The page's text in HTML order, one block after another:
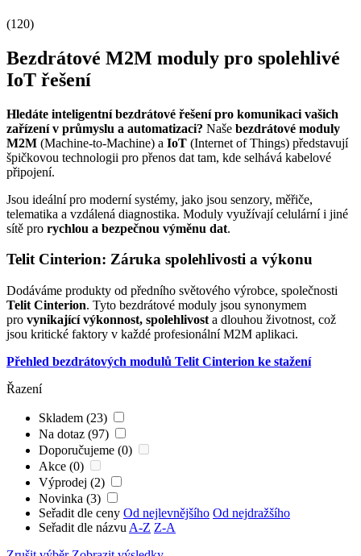
(120)
Bezdrátové M2M moduly pro spolehlivé
IoT řešení
Hledáte inteligentní bezdrátové řešení pro komunikaci vašich
zařízení v průmyslu a automatizaci? Naše bezdrátové moduly
M2M (Machine-to-Machine) a IoT (Internet of Things) představují
špičkovou technologii pro přenos dat tam, kde selhává kabelové
připojení.
Jsou ideální pro moderní systémy, jako jsou senzory, měřiče,
telematika a vzdálená diagnostika. Moduly využívají celulární i jiné
sítě pro rychlou a bezpečnou výměnu dat.
Telit Cinterion: Záruka spolehlivosti a výkonu
Dodáváme produkty od předního světového výrobce, společnosti
Telit Cinterion. Tyto bezdrátové moduly jsou synonymem
pro vynikající výkonnost, spolehlivost a dlouhou životnost, což
jsou kritické faktory v každé profesionálníM2M aplikaci.
Přehled bezdrátových modulů Telit Cinterion ke stažení
Řazení
Skladem (23)
Na dotaz (97)
Doporučujeme (0)
Akce (0)
Výprodej (2)
Novinka (3)
Seřadit dle ceny Od nejlevnějšího Od nejdražšího
Seřadit dle názvu A-Z Z-A